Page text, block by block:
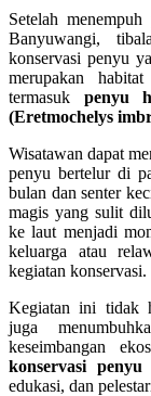
Setelah
Banyuwangi,
konservasi penyu
merupakan
termasuk penyu
(Eretmochelys
Wisatawan dapat
penyu bertelur di
bulan dan senter
magis yang sulit
ke laut menjadi
keluarga atau
kegiatan konservasi.
Kegiatan ini tidak
juga
keseimbangan
konservasi
edukasi, dan